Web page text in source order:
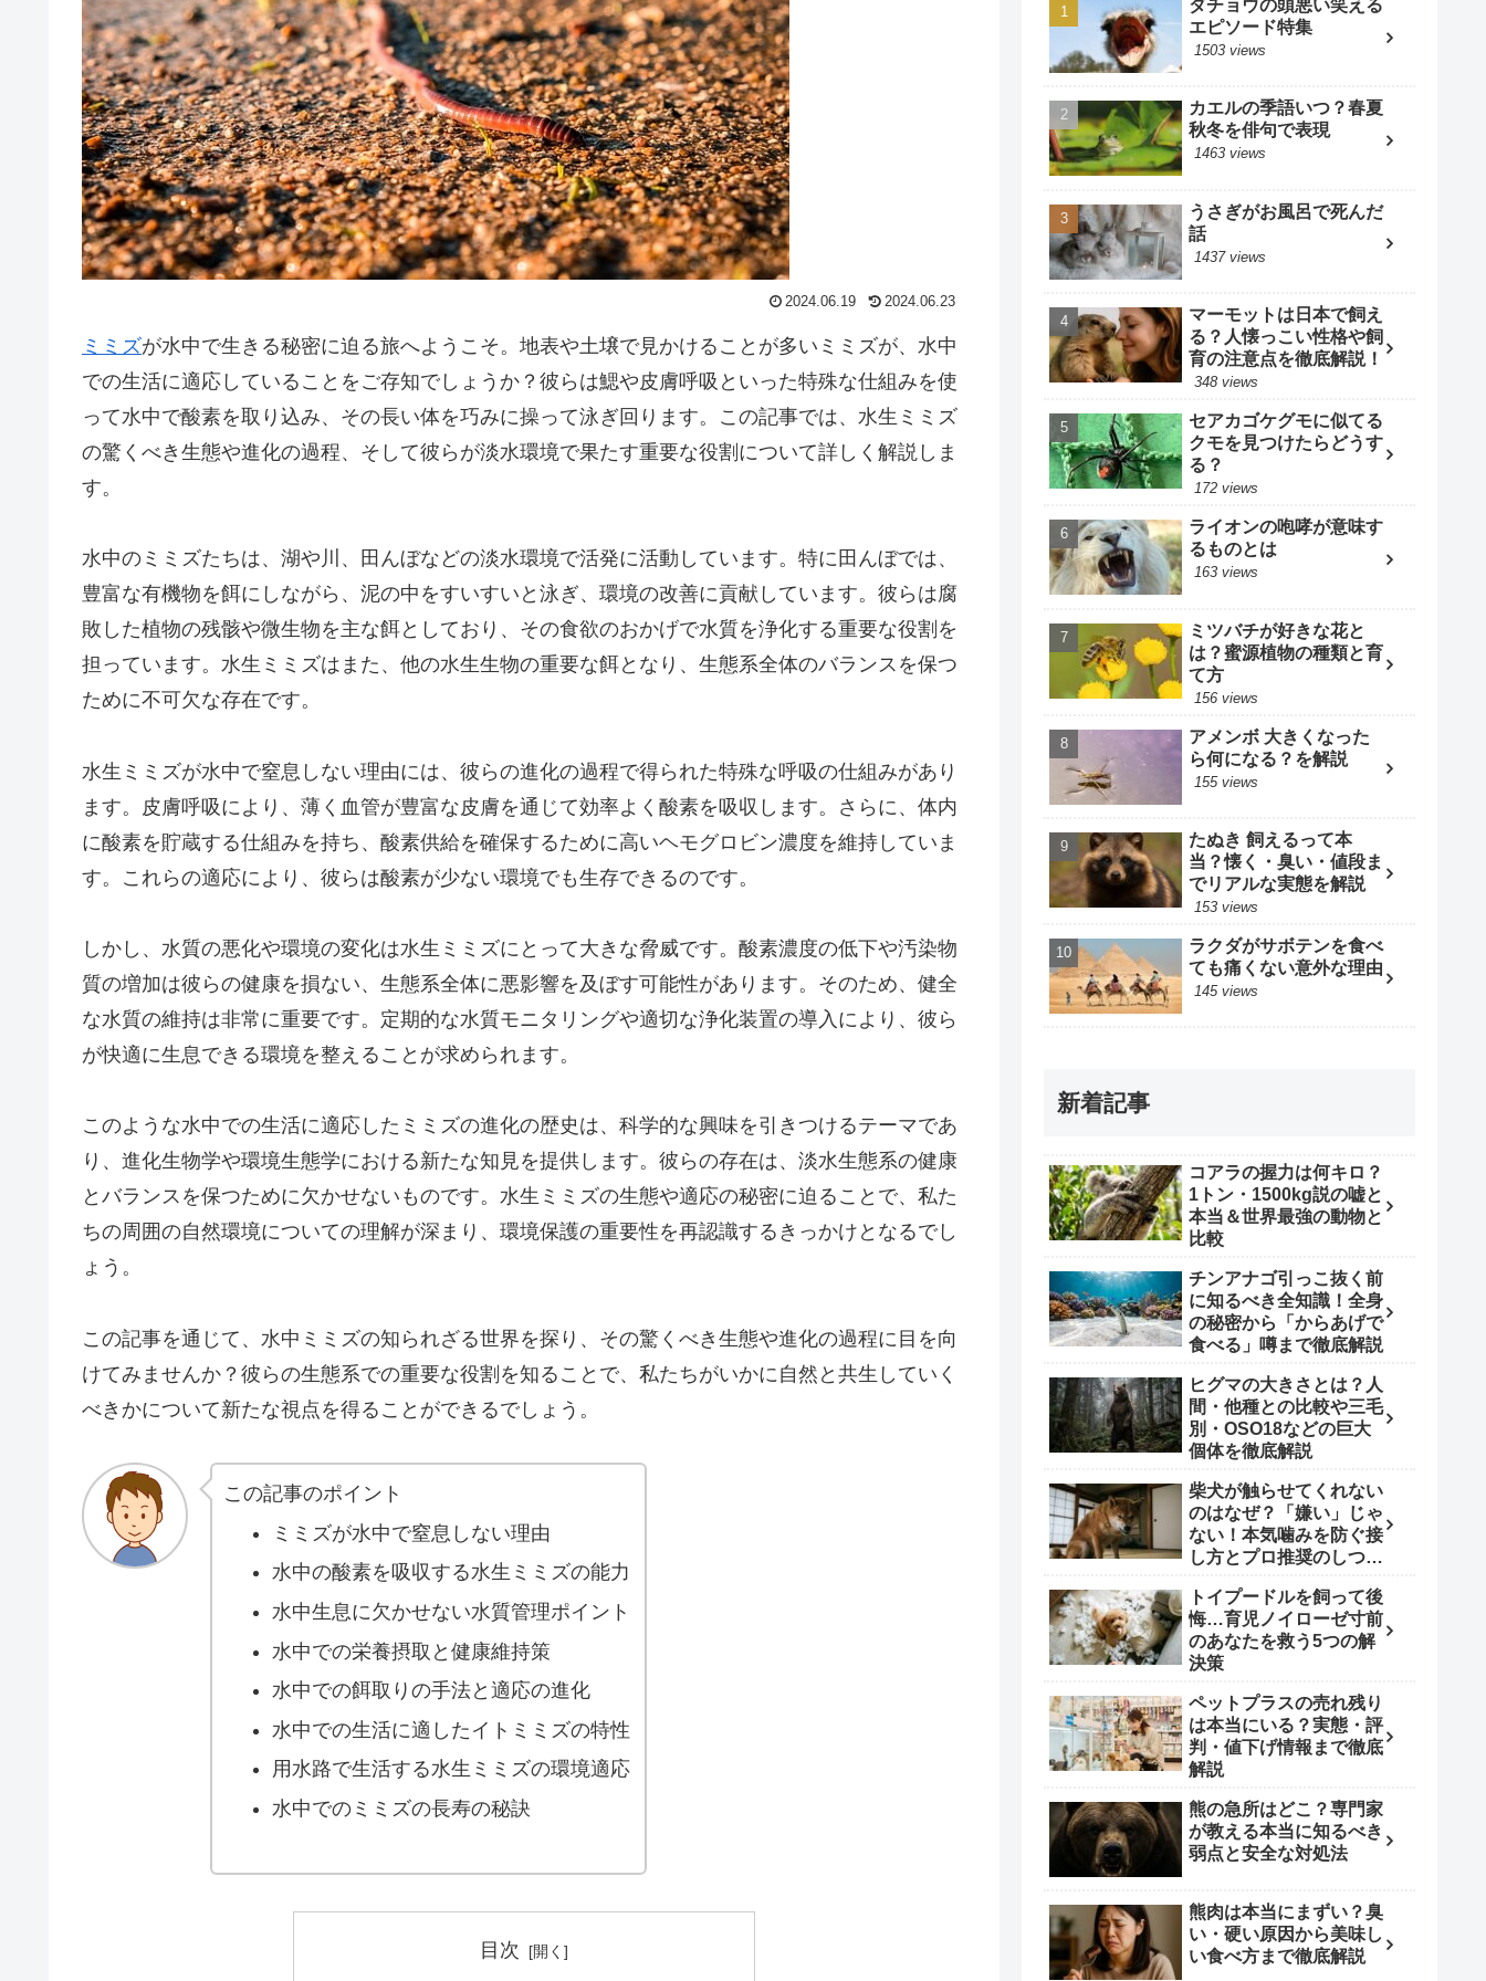
2024.06.19 2024.06.23
ミミズが水中で生きる秘密に迫る旅へようこそ。地表や土壌で見かけることが多いミミズが、水中
での生活に適応していることをご存知でしょうか？彼らは鰓や皮膚呼吸といった特殊な仕組みを使
って水中で酸素を取り込み、その長い体を巧みに操って泳ぎ回ります。この記事では、水生ミミズ
の驚くべき生態や進化の過程、そして彼らが淡水環境で果たす重要な役割について詳しく解説しま
す。
水中のミミズたちは、湖や川、田んぼなどの淡水環境で活発に活動しています。特に田んぼでは、
豊富な有機物を餌にしながら、泥の中をすいすいと泳ぎ、環境の改善に貢献しています。彼らは腐
敗した植物の残骸や微生物を主な餌としており、その食欲のおかげで水質を浄化する重要な役割を
担っています。水生ミミズはまた、他の水生生物の重要な餌となり、生態系全体のバランスを保つ
ために不可欠な存在です。
水生ミミズが水中で窒息しない理由には、彼らの進化の過程で得られた特殊な呼吸の仕組みがあり
ます。皮膚呼吸により、薄く血管が豊富な皮膚を通じて効率よく酸素を吸収します。さらに、体内
に酸素を貯蔵する仕組みを持ち、酸素供給を確保するために高いヘモグロビン濃度を維持していま
す。これらの適応により、彼らは酸素が少ない環境でも生存できるのです。
しかし、水質の悪化や環境の変化は水生ミミズにとって大きな脅威です。酸素濃度の低下や汚染物
質の増加は彼らの健康を損ない、生態系全体に悪影響を及ぼす可能性があります。そのため、健全
な水質の維持は非常に重要です。定期的な水質モニタリングや適切な浄化装置の導入により、彼ら
が快適に生息できる環境を整えることが求められます。
このような水中での生活に適応したミミズの進化の歴史は、科学的な興味を引きつけるテーマであ
り、進化生物学や環境生態学における新たな知見を提供します。彼らの存在は、淡水生態系の健康
とバランスを保つために欠かせないものです。水生ミミズの生態や適応の秘密に迫ることで、私た
ちの周囲の自然環境についての理解が深まり、環境保護の重要性を再認識するきっかけとなるでし
ょう。
この記事を通じて、水中ミミズの知られざる世界を探り、その驚くべき生態や進化の過程に目を向
けてみませんか？彼らの生態系での重要な役割を知ることで、私たちがいかに自然と共生していく
べきかについて新たな視点を得ることができるでしょう。
この記事のポイント
ミミズが水中で窒息しない理由
水中の酸素を吸収する水生ミミズの能力
水中生息に欠かせない水質管理ポイント
水中での栄養摂取と健康維持策
水中での餌取りの手法と適応の進化
水中での生活に適したイトミミズの特性
用水路で生活する水生ミミズの環境適応
水中でのミミズの長寿の秘訣
目次
ダチョウの頭悪い笑える
エピソード特集
1503 views
カエルの季語いつ？春夏
秋冬を俳句で表現
1463 views
うさぎがお風呂で死んだ
話
1437 views
マーモットは日本で飼え
る？人懐っこい性格や飼
育の注意点を徹底解説！
348 views
セアカゴケグモに似てる
クモを見つけたらどうす
る？
172 views
ライオンの咆哮が意味す
るものとは
163 views
ミツバチが好きな花と
は？蜜源植物の種類と育
て方
156 views
アメンボ 大きくなった
ら何になる？を解説
155 views
たぬき 飼えるって本
当？懐く・臭い・値段ま
でリアルな実態を解説
153 views
ラクダがサボテンを食べ
ても痛くない意外な理由
145 views
新着記事
コアラの握力は何キロ？
1トン・1500kg説の嘘と
本当＆世界最強の動物と
比較
チンアナゴ引っこ抜く前
に知るべき全知識！全身
の秘密から「からあげで
食べる」噂まで徹底解説
ヒグマの大きさとは？人
間・他種との比較や三毛
別・OSO18などの巨大
個体を徹底解説
柴犬が触らせてくれない
のはなぜ？「嫌い」じゃ
ない！本気噛みを防ぐ接
し方とプロ推奨のしつけ
トイプードルを飼って後
悔…育児ノイローゼ寸前
のあなたを救う5つの解
決策
ペットプラスの売れ残り
は本当にいる？実態・評
判・値下げ情報まで徹底
解説
熊の急所はどこ？専門家
が教える本当に知るべき
弱点と安全な対処法
熊肉は本当にまずい？臭
い・硬い原因から美味し
い食べ方まで徹底解説